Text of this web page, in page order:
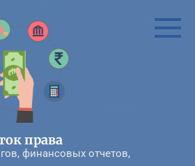
права
финансовых отчетов,